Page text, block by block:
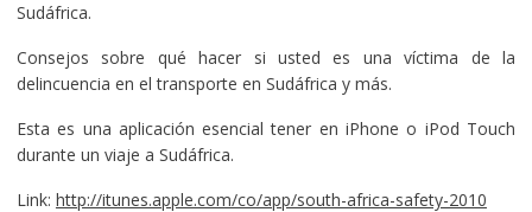
Sudáfrica.
Consejos sobre qué hacer si usted es una víctima de la
delincuencia en el transporte en Sudáfrica y más.
Esta es una aplicación esencial tener en iPhone o iPod Touch
durante un viaje a Sudáfrica.
Link: http://itunes.apple.com/co/app/south-africa-safety-2010